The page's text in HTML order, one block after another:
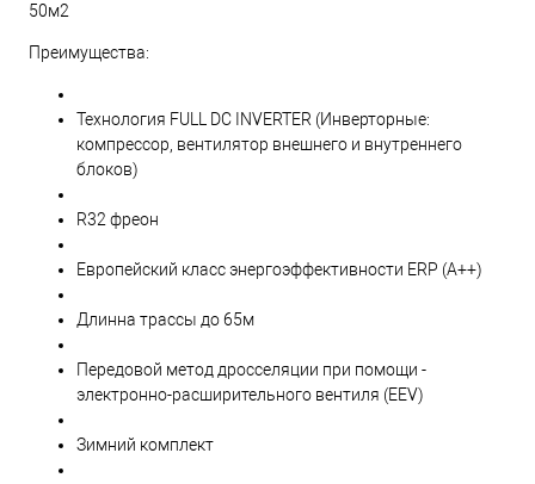
50м2
Преимущества:
Технология FULL DC INVERTER (Инверторные:
компрессор, вентилятор внешнего и внутреннего
блоков)
R32 фреон
Европейский класс энергоэффективности ERP (A++)
Длинна трассы до 65м
Передовой метод дросселяции при помощи -
электронно-расширительного вентиля (EEV)
Зимний комплект